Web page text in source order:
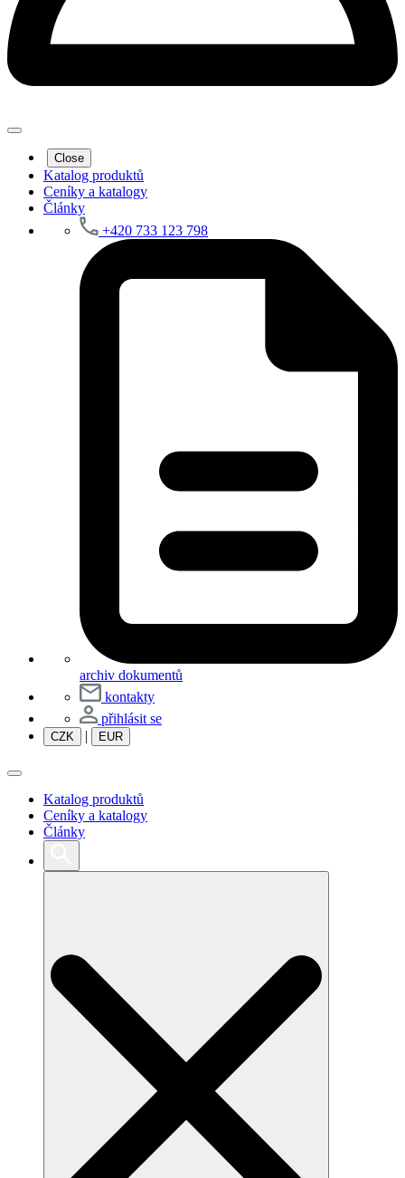
Close
Katalog produktů
Ceníky a katalogy
Články
+420 733 123 798
archiv dokumentů
kontakty
přihlásit se
CZK | EUR
Katalog produktů
Ceníky a katalogy
Články
Search